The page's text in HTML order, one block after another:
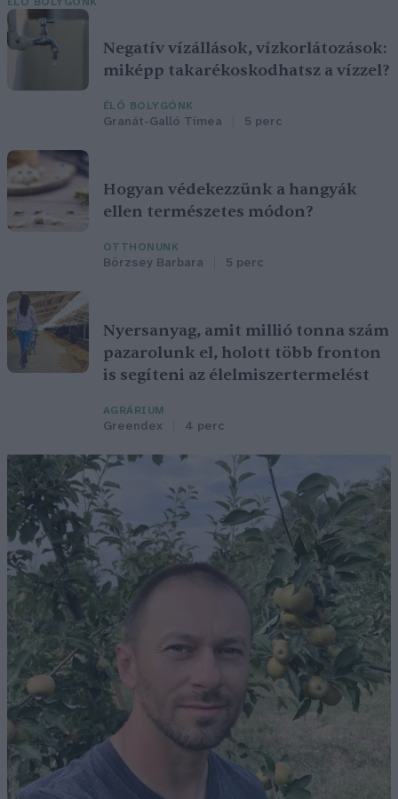
Negatív vízállások, vízkorlátozások:
miképp takarékoskodhatsz a vízzel?
ÉLŐ BOLYGÓNK
Granát-Galló Tímea 5 perc
Hogyan védekezzünk a hangyák
ellen természetes módon?
OTTHONUNK
Börzsey Barbara 5 perc
Nyersanyag, amit millió tonna szám
pazarolunk el, holott több fronton
is segíteni az élelmiszertermelést
AGRÁRIUM
Greendex 4 perc